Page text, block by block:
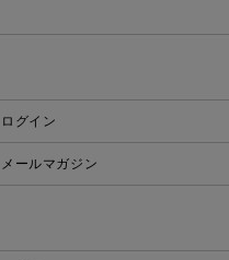
ログイン
メールマガジン